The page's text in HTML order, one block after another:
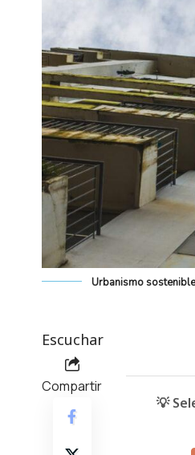
Urbanismo
Escuchar
Compartir
💡